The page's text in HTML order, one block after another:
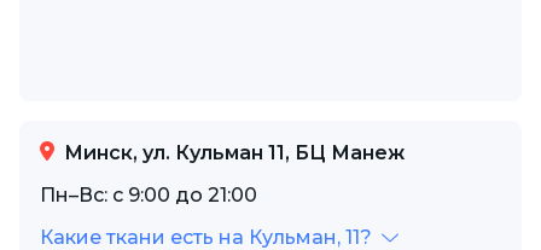
Минск, ул. Кульман 11, БЦ Манеж
Пн–Вс: с 9:00 до 21:00
Какие ткани есть на Кульман, 11?